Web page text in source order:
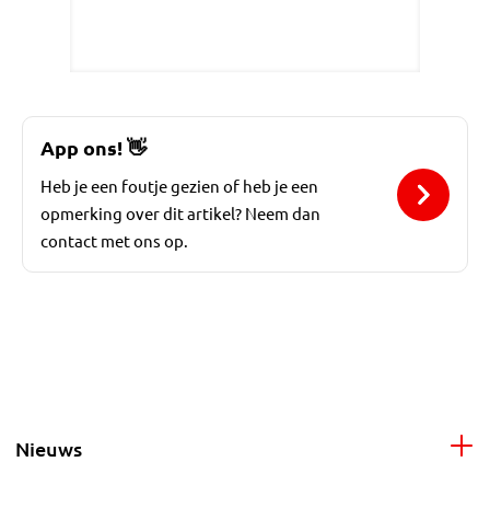
App ons!👋
Heb je een foutje gezien of heb je een
opmerking over dit artikel? Neem dan
contact met ons op.
Nieuws